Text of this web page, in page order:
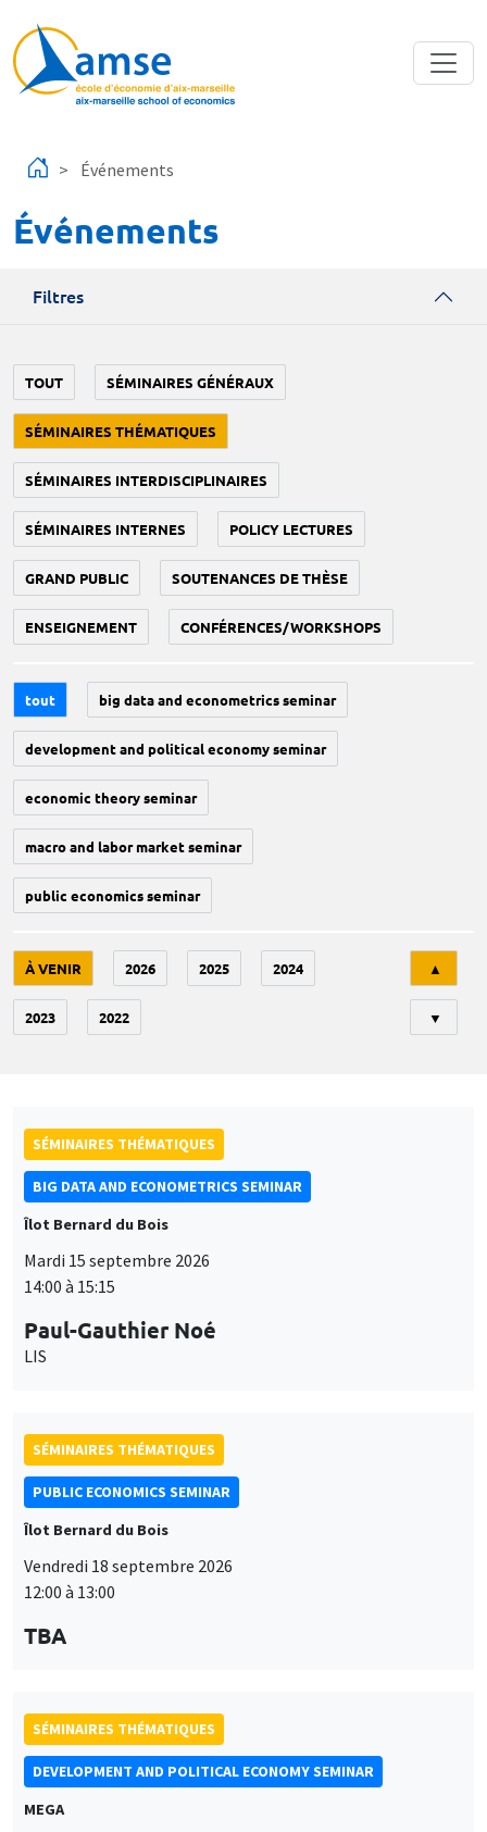
Événements
Événements
Filtres
TOUT SÉMINAIRES GÉNÉRAUX
SÉMINAIRES THÉMATIQUES
SÉMINAIRES INTERDISCIPLINAIRES
SÉMINAIRES INTERNES POLICY LECTURES
GRAND PUBLIC SOUTENANCES DE THÈSE
ENSEIGNEMENT CONFÉRENCES/WORKSHOPS
tout big data and econometrics seminar
development and political economy seminar
economic theory seminar
macro and labor market seminar
public economics seminar
À VENIR 2026 2025 2024
2023 2022
▲
▼
SÉMINAIRES THÉMATIQUES
BIG DATA AND ECONOMETRICS SEMINAR
Îlot Bernard du Bois
Mardi 15 septembre 2026
14:00 à 15:15
Paul-Gauthier Noé
LIS
SÉMINAIRES THÉMATIQUES
PUBLIC ECONOMICS SEMINAR
Îlot Bernard du Bois
Vendredi 18 septembre 2026
12:00 à 13:00
TBA
SÉMINAIRES THÉMATIQUES
DEVELOPMENT AND POLITICAL ECONOMY SEMINAR
MEGA